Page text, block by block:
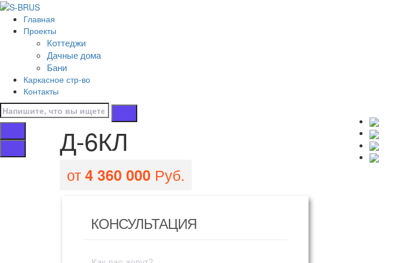
Перейти к контенту
Главная
Проекты
Коттеджи
Дачные дома
Бани
Каркасное стр-во
Контакты
Главная
/
Все проекты домов
/
Д-6КЛ
от4 360 000 Руб.
КОНСУЛЬТАЦИЯ